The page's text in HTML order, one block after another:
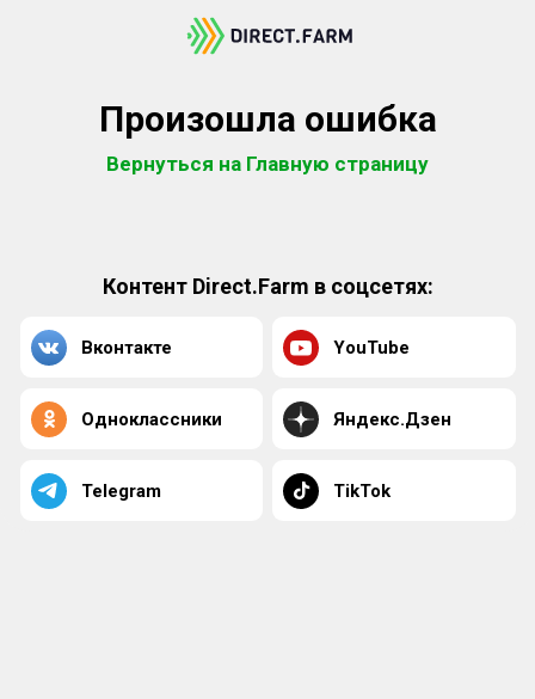
Произошла ошибка
Вернуться на Главную страницу
Контент Direct.Farm в соцсетях:
Вконтакте YouTube
Одноклассники Яндекс.Дзен
Telegram TikTok